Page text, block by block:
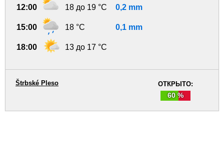
12:00 18 до 19 °C 0,2 mm
15:00 18 °C 0,1 mm
18:00 13 до 17 °C
ОТКРЫТО:
60 %
Štrbské Pleso